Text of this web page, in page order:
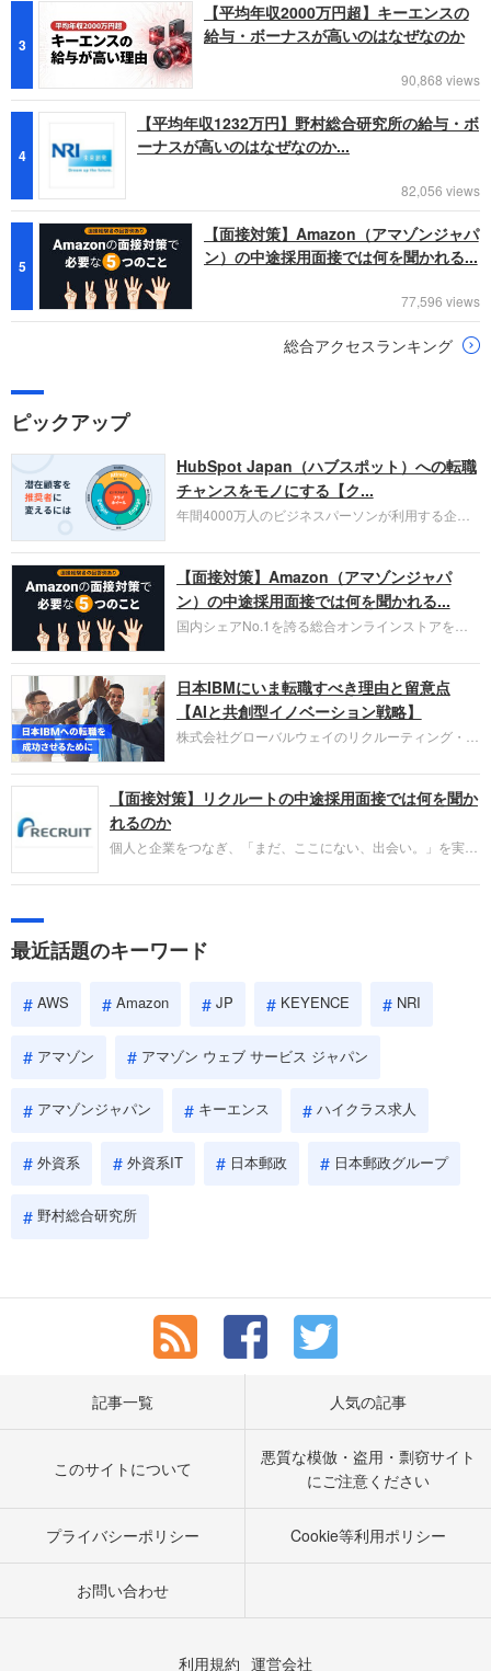
3
【平均年収2000万円超】キーエンスの
給与・ボーナスが高いのはなぜなのか
90,868 views
4
【平均年収1232万円】野村総合研究所の給与・ボ
ーナスが高いのはなぜなのか...
82,056 views
5
【面接対策】Amazon（アマゾンジャパ
ン）の中途採用面接では何を聞かれる...
77,596 views
総合アクセスランキング
ピックアップ
HubSpot Japan（ハブスポット）への転職
チャンスをモノにする【ク...
年間4000万人のビジネスパーソンが利用する企業
お勧めするイチオシ企業をご紹介します。今回はク
ラウド型CRMプラットフォームを提供する
HubSpot Japan（ハブスポット・ジャパン）株式会
社です。採用面接対策の企業研究にご活用くださ
い。
【面接対策】Amazon（アマゾンジャパ
ン）の中途採用面接では何を聞かれる...
国内シェアNo.1を誇る総合オンラインストアを運
圧倒的な存在感を持つAmazon。中途採用面接では
過去の具体的な業務成果やリーダーシップの発揮、
失敗からの学びが重視され、人間性やカルチャーフ
ィットも評価対象となり、長期的に成長できる仲間
であるかを多角的に審査されます。
日本IBMにいま転職すべき理由と留意点
【AIと共創型イノベーション戦略】
株式会社グローバルウェイのリクルーティング・パ
パーソンが利用する企業口コミサイト「キャリコ
ネ」の転職エージェントがお勧めするイチオシ企業
IBMです。採用面接対策の企業研究にご活用くださ
い。
【面接対策】リクルートの中途採用面接では何を聞か
れるのか
個人と企業をつなぎ、「まだ、ここにない、出会い。」を実現
やこれまでの成果を具体的に問われるほか、「人間性」も評価
しょう。
最近話題のキーワード
AWS Amazon JP KEYENCE NRI
アマゾン アマゾン ウェブ サービス ジャパン
アマゾンジャパン キーエンス ハイクラス求人
外資系 外資系IT 日本郵政 日本郵政グループ
野村総合研究所
記事一覧 人気の記事
このサイトについて
悪質な模倣・盗用・剽窃サイト
にご注意ください
プライバシーポリシー Cookie等利用ポリシー
お問い合わせ
利用規約 運営会社